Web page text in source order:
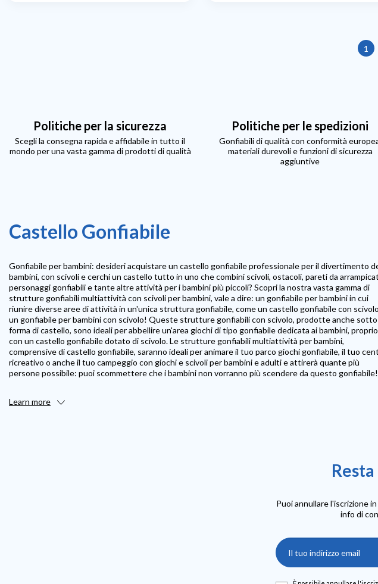
1
Puoi annullare l'iscrizione
info di
Politiche per la sicurezza
Scegli la consegna rapida e affidabile in tutto il
mondo per una vasta gamma di prodotti di qualità
Politiche per le spedizioni
Gonfiabili di qualità con conformità
materiali durevoli e funzioni di sicurezza
aggiuntive
Castello Gonfiabile
Gonfiabile per bambini: desideri acquistare un castello gonfiabile professionale per il divertimento
bambini, con scivoli e cerchi un castello tutto in uno che combini scivoli, ostacoli, pareti da
personaggi gonfiabili e tante altre attività per i bambini più piccoli? Scopri la nostra vasta gamma di
strutture gonfiabili multiattività con scivoli per bambini, vale a dire: un gonfiabile per bambini in cui
riunire diverse aree di attività in un'unica struttura gonfiabile, come un castello gonfiabile con
un gonfiabile per bambini con scivolo! Queste strutture gonfiabili con scivolo, prodotte anche sotto
forma di castello, sono ideali per abbellire un'area giochi di tipo gonfiabile dedicata ai bambini, proprio
con un castello gonfiabile dotato di scivolo. Le strutture gonfiabili multiattività per bambini,
comprensive di castello gonfiabile, saranno ideali per animare il tuo parco giochi gonfiabile, il tuo
ricreativo o anche il tuo campeggio con giochi e scivoli per bambini e adulti e attirerà quante più
persone possibile: puoi scommettere che i bambini non vorranno più scendere da questo gonfiabile!
Learn more